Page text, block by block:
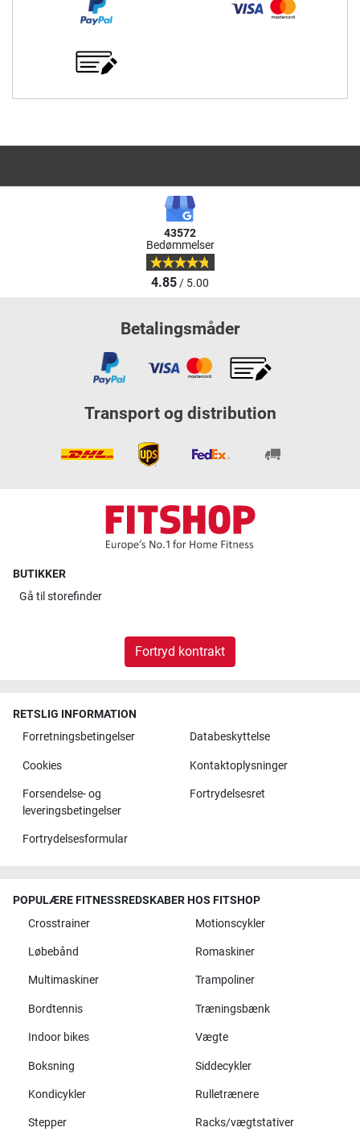
43572
Bedømmelser
4.85/ 5.00
Betalingsmåder
Transport og distribution
BUTIKKER
Gå til storefinder
Fortryd kontrakt
RETSLIG INFORMATION
Forretningsbetingelser
Databeskyttelse
Cookies Kontaktoplysninger
Forsendelse- og
leveringsbetingelser
Fortrydelsesret
Fortrydelsesformular
POPULÆRE FITNESSREDSKABER HOS FITSHOP
Crosstrainer
Motionscykler
Løbebånd Romaskiner
Multimaskiner Trampoliner
Bordtennis Træningsbænk
Indoor bikes Vægte
Boksning Siddecykler
Kondicykler Rulletrænere
Stepper Racks/vægtstativer